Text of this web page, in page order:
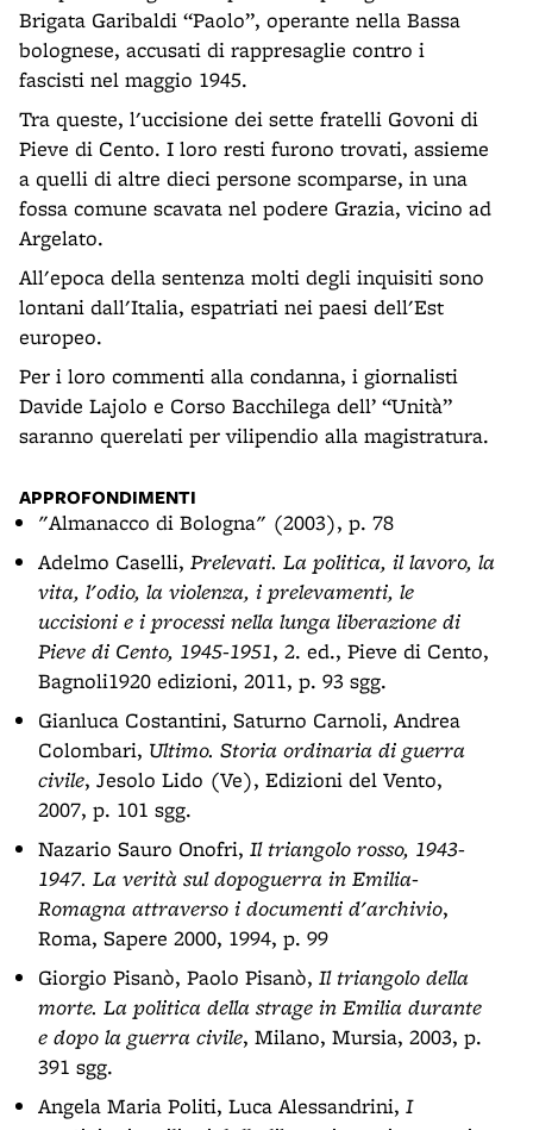
Brigata Garibaldi “Paolo”, operante nella Bassa
bolognese, accusati di rappresaglie contro i
fascisti nel maggio 1945.
Tra queste, l'uccisione dei sette fratelli Govoni di
Pieve di Cento. I loro resti furono trovati, assieme
a quelli di altre dieci persone scomparse, in una
fossa comune scavata nel podere Grazia, vicino ad
Argelato.
All'epoca della sentenza molti degli inquisiti sono
lontani dall'Italia, espatriati nei paesi dell'Est
europeo.
Per i loro commenti alla condanna, i giornalisti
Davide Lajolo e Corso Bacchilega dell’ “Unità”
saranno querelati per vilipendio alla magistratura.
APPROFONDIMENTI
"Almanacco di Bologna" (2003), p. 78
Adelmo Caselli, Prelevati. La politica, il lavoro, la
vita, l'odio, la violenza, i prelevamenti, le
uccisioni e i processi nella lunga liberazione di
Pieve di Cento, 1945-1951, 2. ed., Pieve di Cento,
Bagnoli1920 edizioni, 2011, p. 93 sgg.
Gianluca Costantini, Saturno Carnoli, Andrea
Colombari, Ultimo. Storia ordinaria di guerra
civile, Jesolo Lido (Ve), Edizioni del Vento,
2007, p. 101 sgg.
Nazario Sauro Onofri, Il triangolo rosso, 1943-
1947. La verità sul dopoguerra in Emilia-
Romagna attraverso i documenti d'archivio,
Roma, Sapere 2000, 1994, p. 99
Giorgio Pisanò, Paolo Pisanò, Il triangolo della
morte. La politica della strage in Emilia durante
e dopo la guerra civile, Milano, Mursia, 2003, p.
391 sgg.
Angela Maria Politi, Luca Alessandrini, I